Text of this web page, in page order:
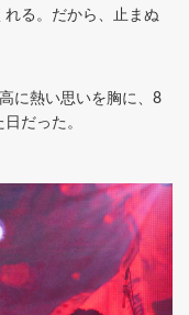
る。だから、止まぬ
に熱い思いを胸に、8
だった。